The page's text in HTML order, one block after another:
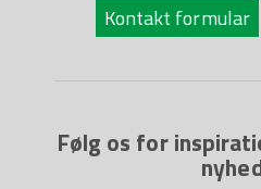
Kontakt formular
Følg os for